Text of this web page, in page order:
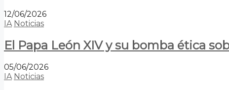
12/06/2026
IA Noticias
El Papa León XIV y su bomba ética
05/06/2026
IA Noticias